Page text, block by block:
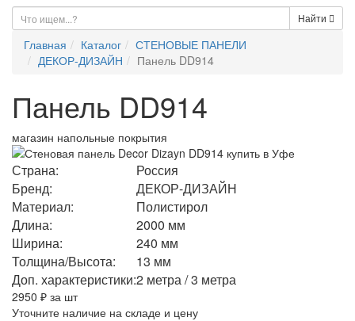
Найти
Главная Каталог
СТЕНОВЫЕ ПАНЕЛИ
ДЕКОР-ДИЗАЙН
Панель DD914
Панель DD914
магазин напольные покрытия
Страна:
Россия
Бренд:
ДЕКОР-ДИЗАЙН
Материал:
Полистирол
Длина:
2000 мм
Ширина:
240 мм
Толщина/Высота:
13 мм
Доп. характеристики:2 метра / 3 метра
2950 ₽ за шт
Уточните наличие на складе и цену